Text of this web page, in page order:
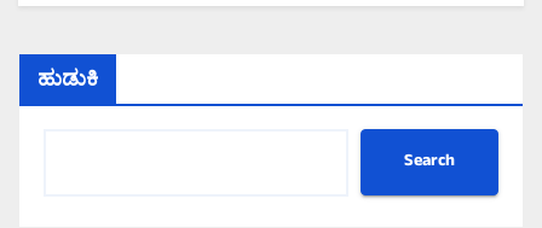
ಹುಡುಕಿ
Search